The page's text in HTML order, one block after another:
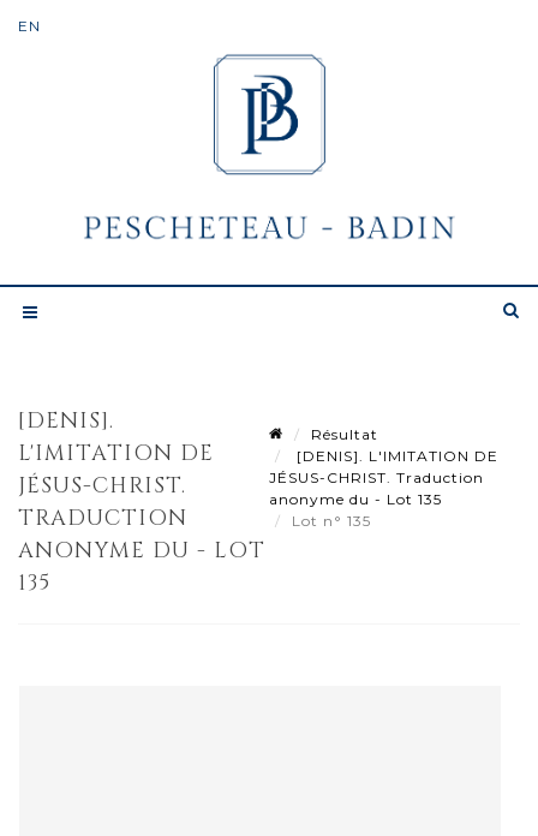
[DENIS].
L'IMITATION DE
JÉSUS-CHRIST.
TRADUCTION
ANONYME DU - LOT
135
Résultat
[DENIS]. L'IMITATION DE
JÉSUS-CHRIST. Traduction
anonyme du - Lot 135
Lot n° 135